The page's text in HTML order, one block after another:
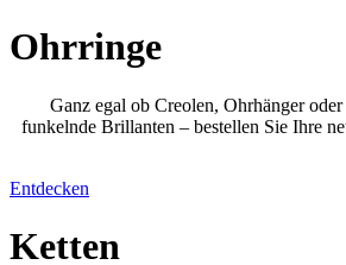
Ohrringe
Ganz egal ob Creolen, Ohrhänger
funkelnde Brillanten – bestellen Sie Ihre
Entdecken
Ketten